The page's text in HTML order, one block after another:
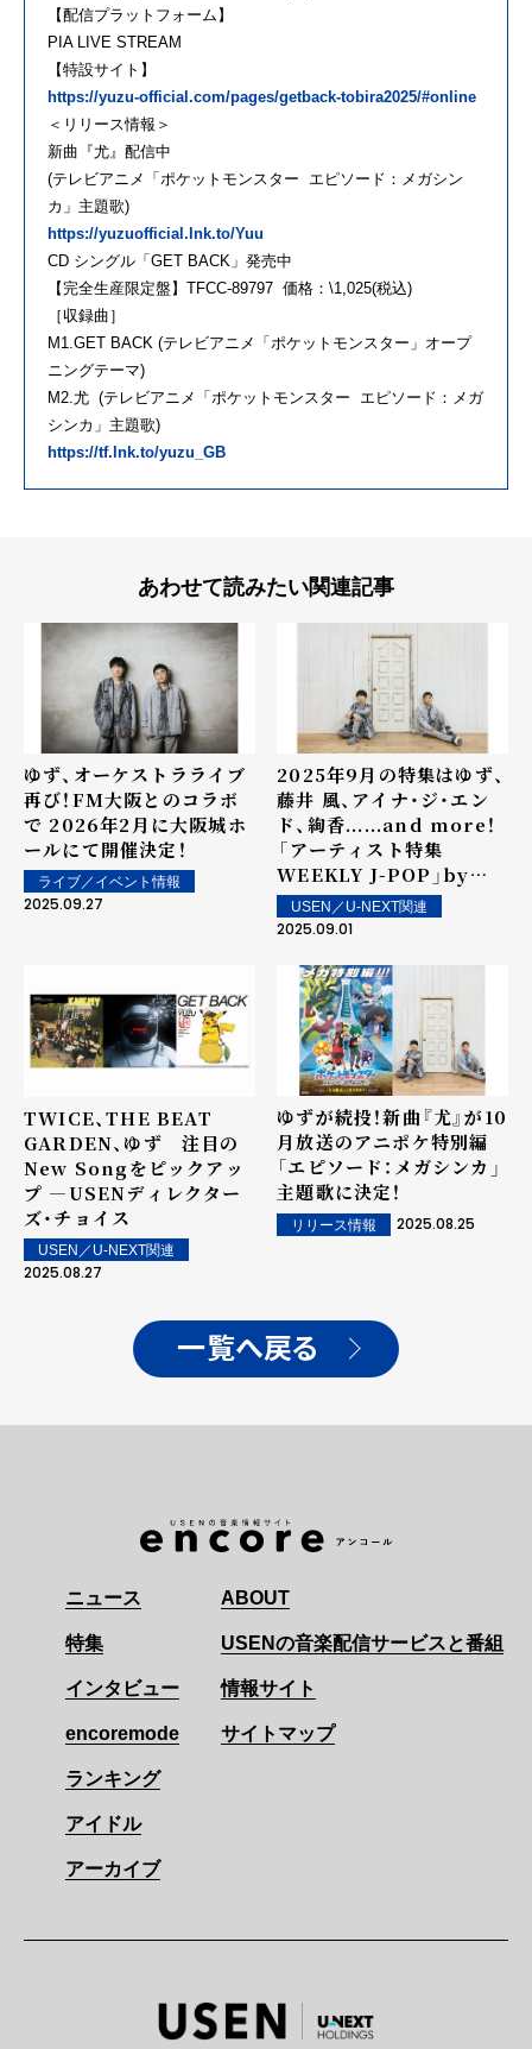
【配信プラットフォーム】
PIA LIVE STREAM
【特設サイト】
https://yuzu-official.com/pages/getback-tobira2025/#online
＜リリース情報＞
新曲『尤』配信中
(テレビアニメ「ポケットモンスター エピソード：メガシン
カ」主題歌)
https://yuzuofficial.lnk.to/Yuu
CD シングル「GET BACK」発売中
【完全⽣産限定盤】TFCC-89797 価格：\1,025(税込)
［収録曲］
M1.GET BACK (テレビアニメ「ポケットモンスター」オープ
ニングテーマ)
M2.尤 (テレビアニメ「ポケットモンスター エピソード：メガ
シンカ」主題歌)
https://tf.lnk.to/yuzu_GB
あわせて読みたい関連記事
ゆず、オーケストラライブ
再び！FM大阪とのコラボ
で 2026年2月に大阪城ホ
ールにて開催決定！
ライブ／イベント情報
2025.09.27
2025年9月の特集はゆず、
藤井 風、アイナ・ジ・エン
ド、絢香......and more！
――「アーティスト特集
WEEKLY J-POP」by
USEN
USEN／U-NEXT関連
2025.09.01
TWICE、THE BEAT
GARDEN、ゆず 注目の
New Songをピックアッ
プ ―USENディレクター
ズ・チョイス
USEN／U-NEXT関連
2025.08.27
ゆずが続投！新曲『尤』が10
月放送のアニポケ特別編
「エピソード：メガシンカ」
主題歌に決定！
リリース情報 2025.08.25
一覧へ戻る
ニュース
特集
インタビュー
encoremode
ランキング
アイドル
アーカイブ
ABOUT
USENの音楽配信サービスと番組
情報サイト
サイトマップ